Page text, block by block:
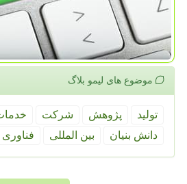
موضوع های لیمو بلاگ
تولید پژوهش شركت
دانش بنیان
بین المللی فناوری